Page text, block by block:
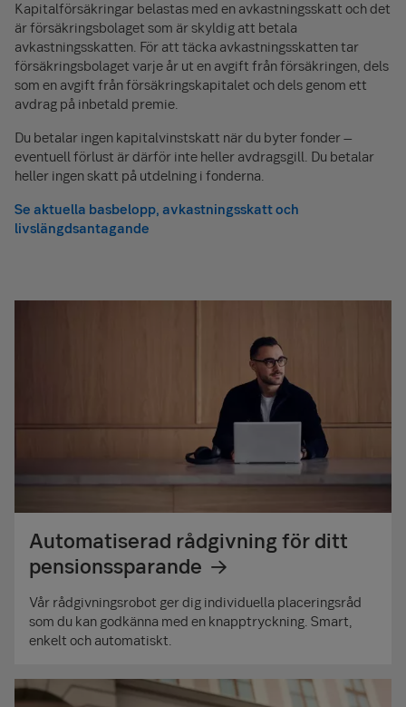
Kapitalförsäkringar belastas med en avkastningsskatt och det
är försäkringsbolaget som är skyldig att betala
avkastningsskatten. För att täcka avkastningsskatten tar
försäkringsbolaget varje år ut en avgift från försäkringen, dels
som en avgift från försäkringskapitalet och dels genom ett
avdrag på inbetald premie.
Du betalar ingen kapitalvinstskatt när du byter fonder –
eventuell förlust är därför inte heller avdragsgill. Du betalar
heller ingen skatt på utdelning i fonderna.
Se aktuella basbelopp, avkastningsskatt och
livslängdsantagande
Automatiserad rådgivning för ditt
pensionssparande
Vår rådgivnings­robot ger dig individuella placerings­råd
som du kan godkänna med en knapp­tryckning. Smart,
enkelt och automatiskt.